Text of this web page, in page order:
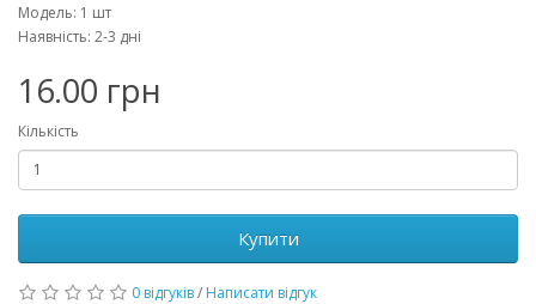
Модель: 1 шт
Наявність: 2-3 дні
16.00 грн
Кількість
Купити
0 відгуків/ Написати відгук